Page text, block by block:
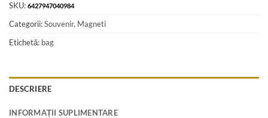
SKU: 6427947040984
Categorii:Souvenir, Magneti
Etichetă: bag
DESCRIERE
INFORMAȚII SUPLIMENTARE